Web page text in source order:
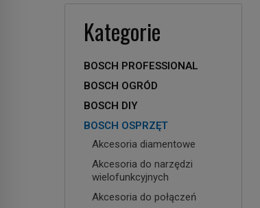
Kategorie
BOSCH PROFESSIONAL
BOSCH OGRÓD
BOSCH DIY
BOSCH OSPRZĘT
Akcesoria diamentowe
Akcesoria do narzędzi
wielofunkcyjnych
Akcesoria do połączeń